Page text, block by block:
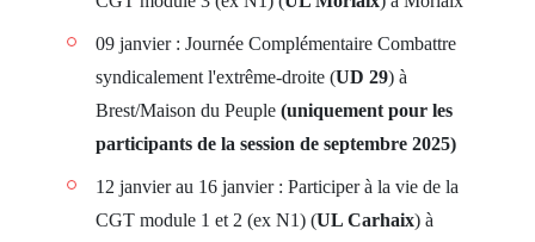
09 janvier : Journée Complémentaire Combattre
syndicalement l'extrême-droite (UD 29) à
Brest/Maison du Peuple (uniquement pour les
participants de la session de septembre 2025)
12 janvier au 16 janvier : Participer à la vie de la
CGT module 1 et 2 (ex N1) (UL Carhaix) à